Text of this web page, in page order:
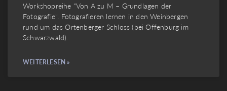
Workshopreihe “Von A zu M – Grundlagen der
Fotografie”. Fotografieren lernen in den Weinbergen
rund um das Ortenberger Schloss (bei Offenburg im
Schwarzwald).
WEITERLESEN »